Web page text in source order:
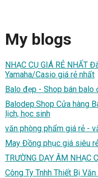
My blogs
NHẠC CỤ GIÁ RẺ NHẤT
Yamaha/Casio giá rẻ nhất
Balo đẹp - Shop bán balo
Balodep.Shop Cửa hàng
lịch, học sinh
văn phòng phẩm giá rẻ -
May Đồng phục giá siêu
TRƯỜNG DẠY ÂM NHẠC
Công Ty Tnhh Thiết Bị